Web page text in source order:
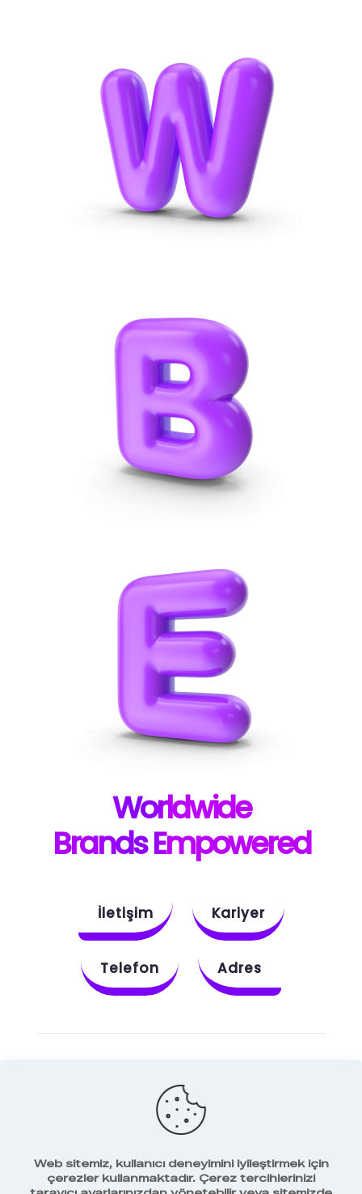
Worldwide
Brands Empowered
İletişim Kariyer
Telefon Adres
Behance
Facebook
Web sitemiz, kullanıcı deneyimini iyileştirmek için
çerezler kullanmaktadır. Çerez tercihlerinizi